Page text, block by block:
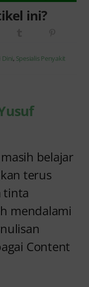
ini?
Dini, Spesialis Penyakit
belajar
terus
tinta
mendalami
Content